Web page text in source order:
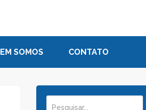
SOMOS CONTATO